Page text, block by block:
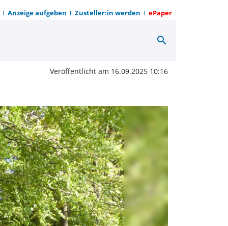
Anzeige aufgeben Zusteller:in werden ePaper
Tatort der search
Veröffentlicht am 16.09.2025 10:16